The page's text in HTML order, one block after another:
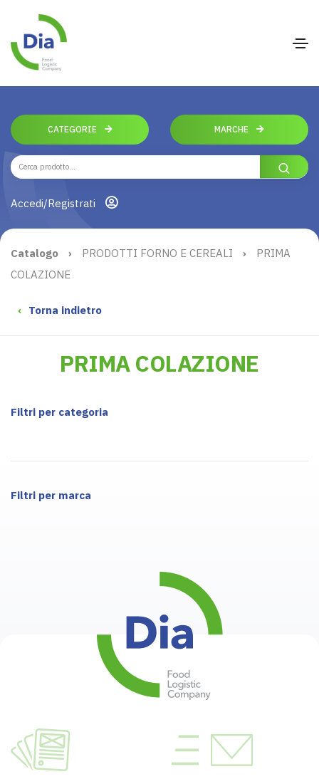
CATEGORIE MARCHE
Accedi/Registrati
Catalogo › PRODOTTI FORNO E CEREALI ›
PRIMA
COLAZIONE
‹ Torna indietro
PRIMA COLAZIONE
Filtri per categoria
Filtri per marca